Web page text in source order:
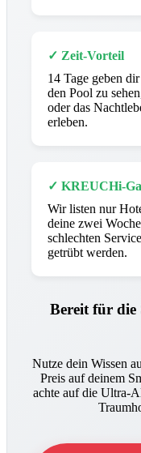
✓ Zeit-Vorteil
14 Tage geben
den Pool zu
oder das
erleben.
✓ KREUCHi-
Wir listen nur
deine zwei
schlechten
getrübt werden.
Bereit für die
Nutze dein Wissen
Preis auf deinem
achte auf die Ultra-